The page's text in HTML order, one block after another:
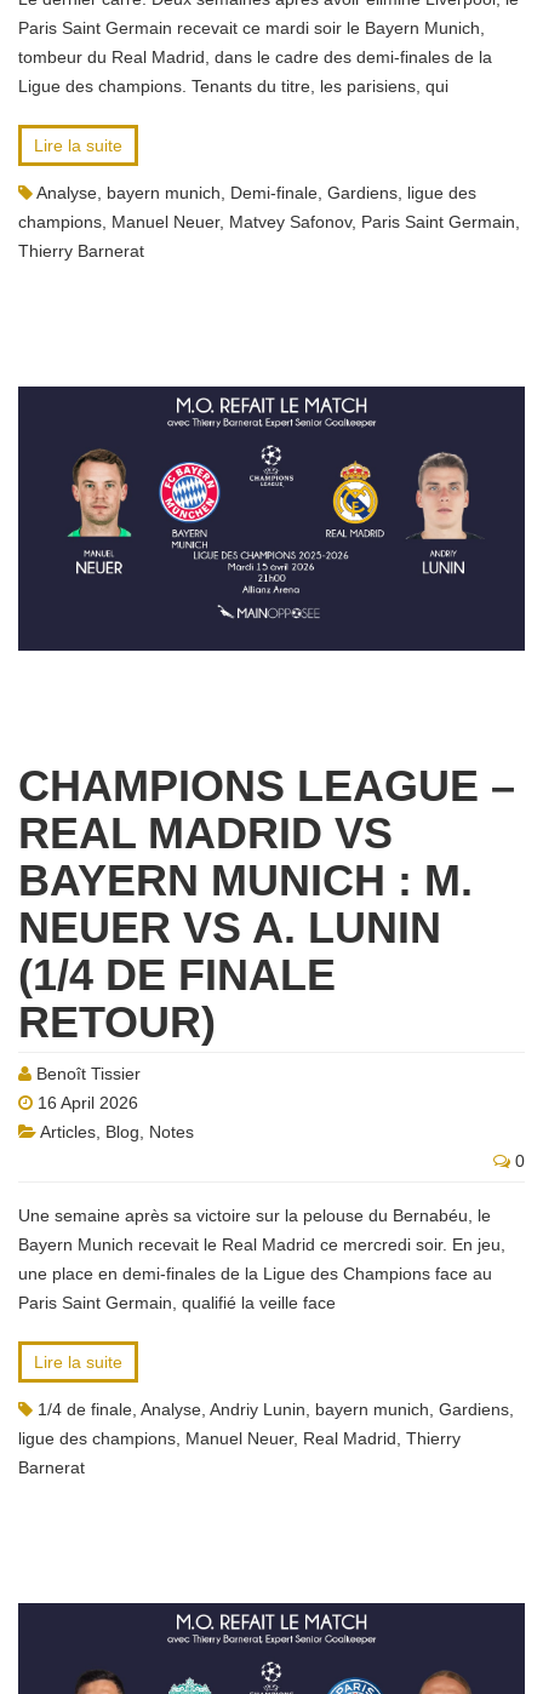
Paris Saint Germain recevait ce mardi soir le Bayern Munich,
tombeur du Real Madrid, dans le cadre des demi-finales de la
Ligue des champions. Tenants du titre, les parisiens, qui
Lire la suite
Analyse bayern munich Demi-finale Gardiens ligue des
champions Manuel Neuer, Matvey Safonov, Paris Saint Germain
Thierry Barnerat
CHAMPIONS LEAGUE –
REAL MADRID VS
BAYERN MUNICH : M.
NEUER VS A. LUNIN
(1/4 DE FINALE
RETOUR)
Benoît Tissier
16 April 2026
Articles Blog
Notes
0
Une semaine après sa victoire sur la pelouse du Bernabéu, le
Bayern Munich recevait le Real Madrid ce mercredi soir. En jeu,
une place en demi-finales de la Ligue des Champions face au
Paris Saint Germain, qualifié la veille face
Lire la suite
1/4 de finale Analyse Andriy Lunin bayern munich Gardiens
ligue des champions Manuel Neuer, Real Madrid Thierry
Barnerat